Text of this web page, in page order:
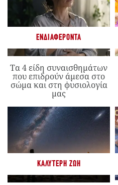
ΕΝΔΙΑΦΈΡΟΝΤΑ
Τα 4 είδη συναισθημάτων
που επιδρούν άμεσα στο
σώμα και στη φυσιολογία
μας
ΚΑΛΎΤΕΡΗ ΖΩΉ